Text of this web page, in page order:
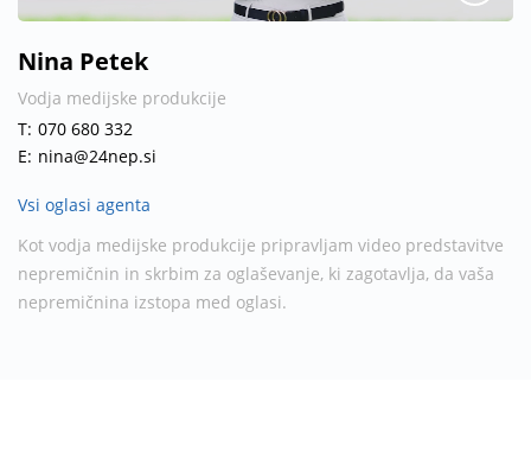
Nina Petek
Vodja medijske produkcije
T: 070 680 332
E: nina@24nep.si
Vsi oglasi agenta
Kot vodja medijske produkcije pripravljam video predstavitve
nepremičnin in skrbim za oglaševanje, ki zagotavlja, da vaša
nepremičnina izstopa med oglasi.